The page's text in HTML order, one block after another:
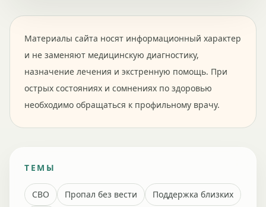
Материалы сайта носят информационный характер
и не заменяют медицинскую диагностику,
назначение лечения и экстренную помощь. При
острых состояниях и сомнениях по здоровью
необходимо обращаться к профильному врачу.
ТЕМЫ
СВО Пропал без вести Поддержка близких